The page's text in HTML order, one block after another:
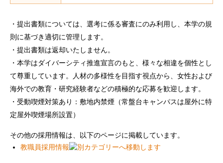
・提出書類については、選考に係る審査にのみ利用し、本学の規
則に基づき適切に管理します。
・提出書類は返却いたしません。
・本学はダイバーシティ推進宣言のもと、様々な相違を個性とし
て尊重しています。人材の多様性を目指す視点から、女性および
海外での教育・研究経験者などの積極的な応募を歓迎します。
・受動喫煙対策あり：敷地内禁煙（常盤台キャンパスは屋外に特
定屋外喫煙場所設置）
その他の採用情報は、以下のページに掲載しています。
教職員採用情報